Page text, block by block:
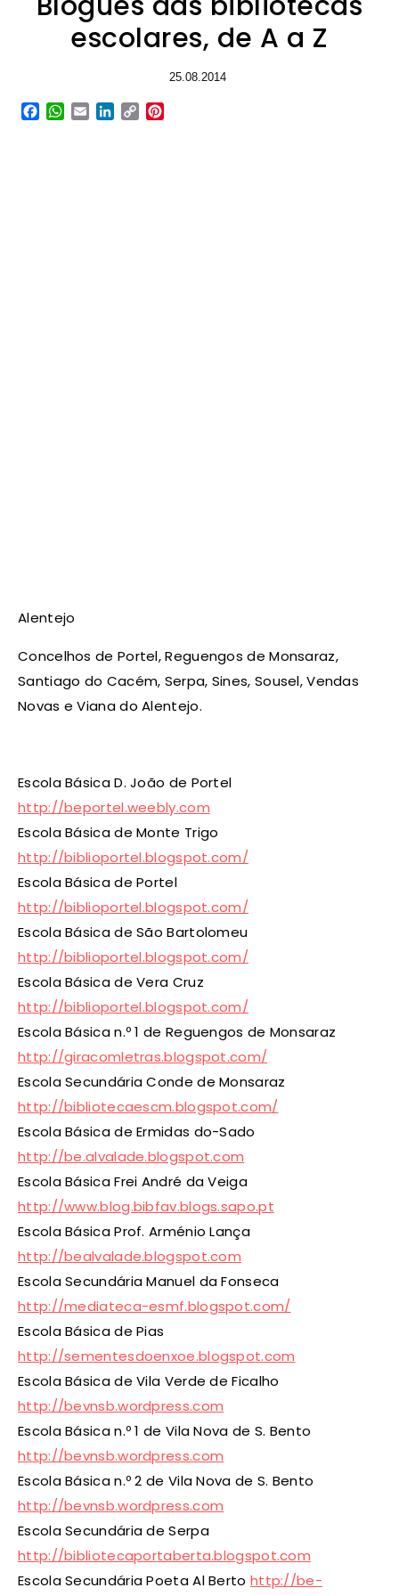
escolares, de A a Z
25.08.2014
Facebook
WhatsApp
EmailLinkedIn
Copy
Alentejo
Concelhos de Portel, Reguengos de Monsaraz,
Santiago do Cacém, Serpa, Sines, Sousel, Vendas
Novas e Viana do Alentejo.
Escola Básica D. João de Portel
http://beportel.weebly.com
Escola Básica de Monte Trigo
http://biblioportel.blogspot.com/
Escola Básica de Portel
http://biblioportel.blogspot.com/
Escola Básica de São Bartolomeu
http://biblioportel.blogspot.com/
Escola Básica de Vera Cruz
http://biblioportel.blogspot.com/
Escola Básica n.º 1 de Reguengos de Monsaraz
http://giracomletras.blogspot.com/
Escola Secundária Conde de Monsaraz
http://bibliotecaescm.blogspot.com/
Escola Básica de Ermidas do-Sado
http://be.alvalade.blogspot.com
Escola Básica Frei André da Veiga
http://www.blog.bibfav.blogs.sapo.pt
Escola Básica Prof. Arménio Lança
http://bealvalade.blogspot.com
Escola Secundária Manuel da Fonseca
http://mediateca-esmf.blogspot.com/
Escola Básica de Pias
http://sementesdoenxoe.blogspot.com
Escola Básica de Vila Verde de Ficalho
http://bevnsb.wordpress.com
Escola Básica n.º 1 de Vila Nova de S. Bento
http://bevnsb.wordpress.com
Escola Básica n.º 2 de Vila Nova de S. Bento
http://bevnsb.wordpress.com
Escola Secundária de Serpa
http://bibliotecaportaberta.blogspot.com
Escola Secundária Poeta Al Berto http://be-